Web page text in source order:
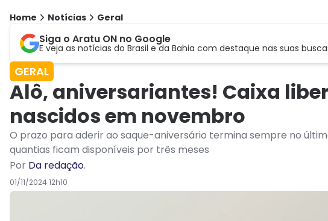
Home Notícias Geral
Siga o Aratu ON no Google
E veja as notícias do Brasil e da Bahia com destaque nas suas
GERAL
Alô, aniversariantes! Caixa
nascidos em novembro
O prazo para aderir ao saque-aniversário termina sempre no
quantias ficam disponíveis por três meses
Por Da redação.
01/11/2024 12h10